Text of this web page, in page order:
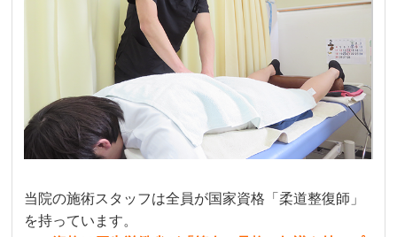
当院の施術スタッフは全員が国家資格「柔道整復師」
を持っています。